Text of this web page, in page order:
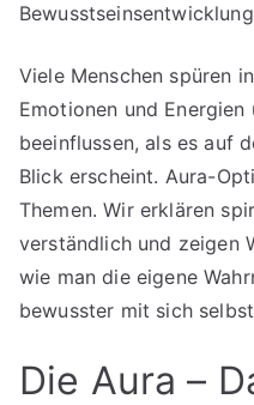
Viele Menschen spüren
Emotionen und
beeinflussen, als es auf
Blick erscheint. Aura-
Themen. Wir erklären
verständlich und zeigen
wie man die eigene
bewusster mit sich
Die Aura –